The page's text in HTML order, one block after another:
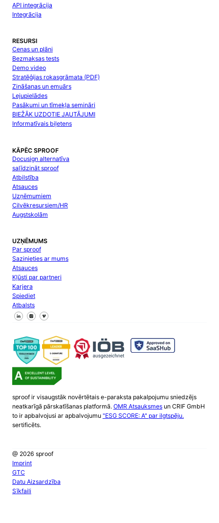
API integrācija
Integrācija
RESURSI
Cenas un plāni
Bezmaksas tests
Demo video
Stratēģijas rokasgrāmata (PDF)
Zināšanas un emuārs
Lejupielādes
Pasākumi un tīmekļa semināri
BIEŽĀK UZDOTIE JAUTĀJUMI
Informatīvais biļetens
KĀPĒC SPROOF
Docusign alternatīva
salīdzināt sproof
Atbilstība
Atsauces
Uzņēmumiem
Cilvēkresursiem/HR
Augstskolām
UZŅĒMUMS
Par sproof
Sazinieties ar mums
Atsauces
Kļūsti par partneri
Karjera
Spiediet
Atbalsts
Sekojiet mums Facebook
Sekojiet mums X
Sekojiet mums LinkedIn
sproof ir visaugstāk novērtētais e-paraksta pakalpojumu sniedzējs
neatkarīgā pārskatīšanas platformā. OMR Atsauksmesun CRIF GmbH
to ir apbalvojusi ar apbalvojumu "ESG SCORE: A" par ilgtspēju.
sertificēts.
@ 2026 sproof
Imprint
GTC
Datu Aizsardzība
Sīkfaili